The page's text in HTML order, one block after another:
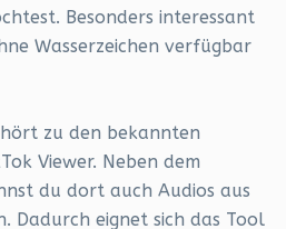
Besonders interessant
Wasserzeichen verfügbar
zu den bekannten
Viewer. Neben dem
du dort auch Audios aus
Dadurch eignet sich das Tool